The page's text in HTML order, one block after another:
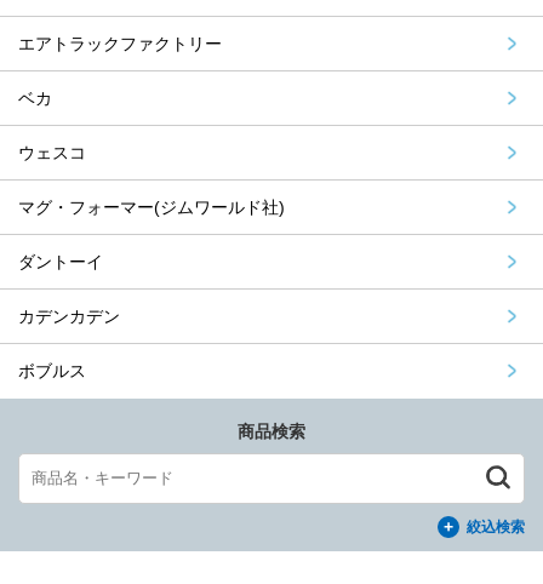
エアトラックファクトリー
ベカ
ウェスコ
マグ・フォーマー(ジムワールド社)
ダントーイ
カデンカデン
ボブルス
商品検索
絞込検索